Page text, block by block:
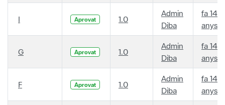
I Aprovat 1.0
Admin
Diba
fa 14
anys
G Aprovat 1.0
Admin
Diba
fa 14
anys
F Aprovat 1.0
Admin
Diba
fa 14
anys